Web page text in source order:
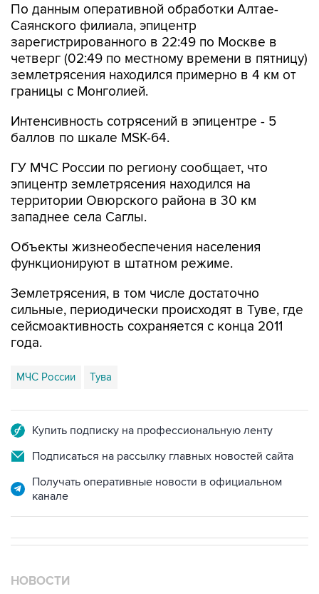
По данным оперативной обработки Алтае-
Саянского филиала, эпицентр
зарегистрированного в 22:49 по Москве в
четверг (02:49 по местному времени в пятницу)
землетрясения находился примерно в 4 км от
границы с Монголией.
Интенсивность сотрясений в эпицентре - 5
баллов по шкале MSK-64.
ГУ МЧС России по региону сообщает, что
эпицентр землетрясения находился на
территории Овюрского района в 30 км
западнее села Саглы.
Объекты жизнеобеспечения населения
функционируют в штатном режиме.
Землетрясения, в том числе достаточно
сильные, периодически происходят в Туве, где
сейсмоактивность сохраняется с конца 2011
года.
МЧС России Тува
Купить подписку на профессиональную ленту
Подписаться на рассылку главных новостей сайта
Получать оперативные новости в официальном
канале
НОВОСТИ